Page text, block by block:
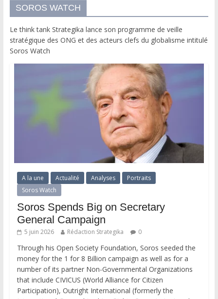
SOROS WATCH
Le think tank Strategika lance son programme de veille
stratégique des ONG et des acteurs clefs du globalisme intitulé
Soros Watch
A la une Actualité Analyses
Portraits
Soros Watch
Soros Spends Big on Secretary
General Campaign
5 juin 2026 Rédaction Strategika 0
Through his Open Society Foundation, Soros seeded the
money for the 1 for 8 Billion campaign as well as for a
number of its partner Non-Governmental Organizations
that include CIVICUS (World Alliance for Citizen
Participation), Outright International (formerly the